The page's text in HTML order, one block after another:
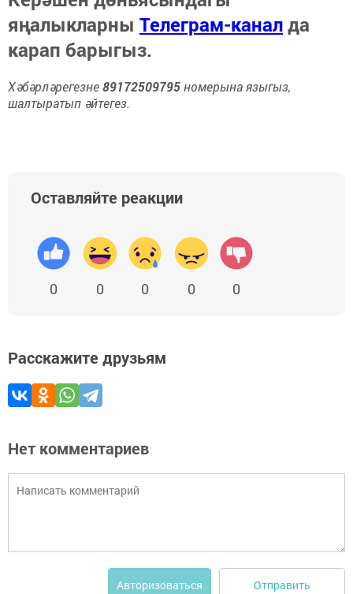
яңалыкларны Телеграм-каналда
карап барыгыз.
Хәбәрләрегезне89172509795номерына языгыз,
шалтыратып әйтегез.
Оставляйте реакции
0 0 0 0 0
Расскажите друзьям
Нет комментариев
Авторизоваться Отправить